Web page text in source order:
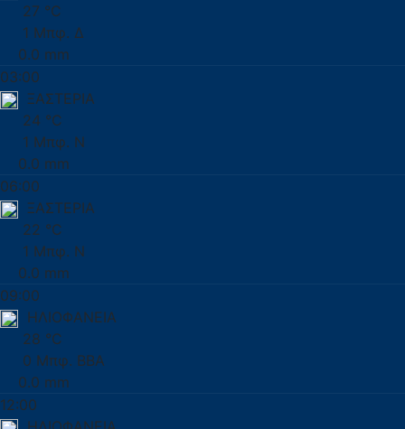
27 °C
1 Μπφ. Δ
0.0 mm
03:00
ΞΑΣΤΕΡΙΑ
24 °C
1 Μπφ. Ν
0.0 mm
06:00
ΞΑΣΤΕΡΙΑ
22 °C
1 Μπφ. Ν
0.0 mm
09:00
ΗΛΙΟΦΑΝΕΙΑ
28 °C
0 Μπφ. ΒΒΑ
0.0 mm
12:00